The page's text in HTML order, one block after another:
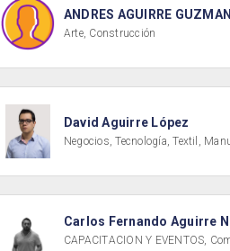
ANDRES AGUIRRE GUZMAN
Arte, Construcción
David Aguirre López
Negocios, Tecnología, Textil,
Carlos Fernando Aguirre
CAPACITACION Y EVENTOS,